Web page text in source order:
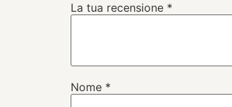
La tua recensione *
Nome *